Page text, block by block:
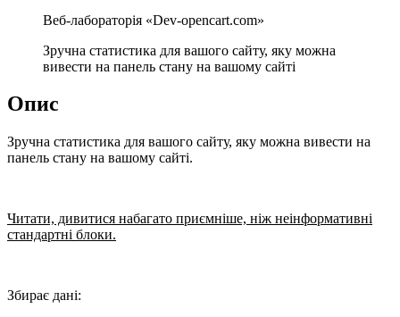
Зручна статистика для вашого сайту, яку можна
вивести на панель стану на вашому сайті
Опис
Зручна статистика для вашого сайту, яку можна вивести на
панель стану на вашому сайті.
Читати, дивитися набагато приємніше, ніж неінформативні
стандартні блоки.
Збирає дані: